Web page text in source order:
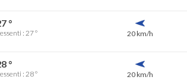
°
: 27 ° 20 km/h
°
: 28 ° 20 km/h